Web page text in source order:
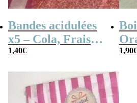
Bandes acidulées
x5 – Cola, Fraise,
Framboise,
couleurs
1,40€ 1,90€